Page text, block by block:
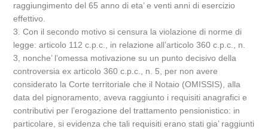
raggiungimento del 65 anno di eta’ e venti anni di esercizio
effettivo.
3. Con il secondo motivo si censura la violazione di norme di
legge: articolo 112 c.p.c., in relazione all’articolo 360 c.p.c., n.
3, nonche’ l’omessa motivazione su un punto decisivo della
controversia ex articolo 360 c.p.c., n. 5, per non avere
considerato la Corte territoriale che il Notaio (OMISSIS), alla
data del pignoramento, aveva raggiunto i requisiti anagrafici e
contributivi per l’erogazione del trattamento pensionistico: in
particolare, si evidenza che tali requisiti erano stati gia’ raggiunti